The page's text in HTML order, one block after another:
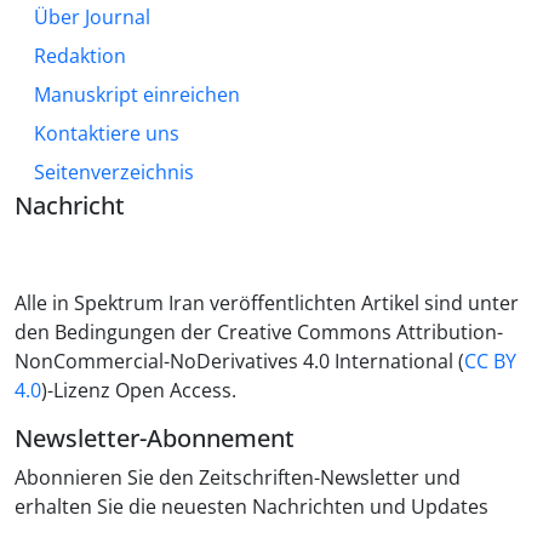
Über Journal
Redaktion
Manuskript einreichen
Kontaktiere uns
Seitenverzeichnis
Nachricht
Alle in Spektrum Iran veröffentlichten Artikel sind unter
den Bedingungen der Creative Commons Attribution-
NonCommercial-NoDerivatives 4.0 International (CC BY
4.0)-Lizenz Open Access.
Newsletter-Abonnement
Abonnieren Sie den Zeitschriften-Newsletter und
erhalten Sie die neuesten Nachrichten und Updates